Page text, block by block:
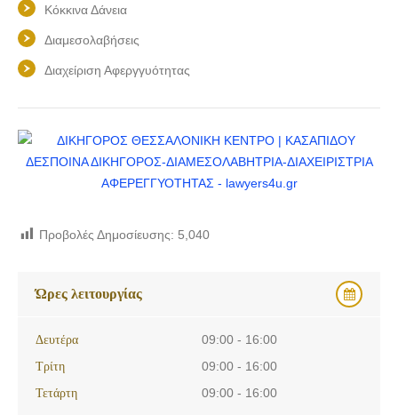
Κόκκινα Δάνεια
Διαμεσολαβήσεις
Διαχείριση Αφεργγυότητας
Προβολές Δημοσίευσης: 5,040
Ώρες λειτουργίας
Δευτέρα
09:00 - 16:00
Τρίτη
09:00 - 16:00
Τετάρτη
09:00 - 16:00